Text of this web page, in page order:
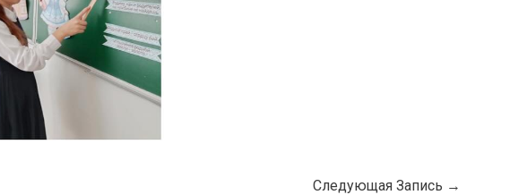
Следующая Запись →